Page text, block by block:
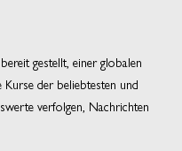
gestellt, einer globalen
der beliebtesten und
verfolgen, Nachrichten